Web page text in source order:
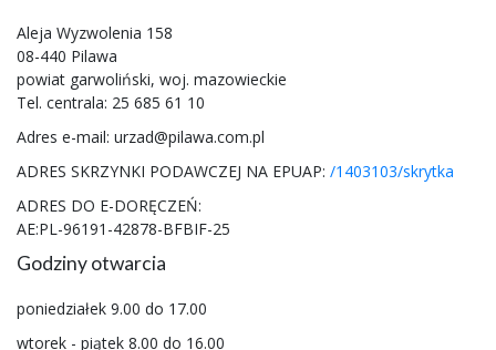
Aleja Wyzwolenia 158
08-440 Pilawa
powiat garwoliński, woj. mazowieckie
Tel. centrala: 25 685 61 10
Adres e-mail: urzad@pilawa.com.pl
ADRES SKRZYNKI PODAWCZEJ NA EPUAP: /1403103/skrytka
ADRES DO E-DORĘCZEŃ:
AE:PL-96191-42878-BFBIF-25
Godziny otwarcia
poniedziałek 9.00 do 17.00
wtorek - piątek 8.00 do 16.00